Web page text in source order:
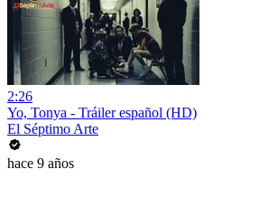
2:26
Yo, Tonya - Tráiler español (HD)
El Séptimo Arte
hace 9 años